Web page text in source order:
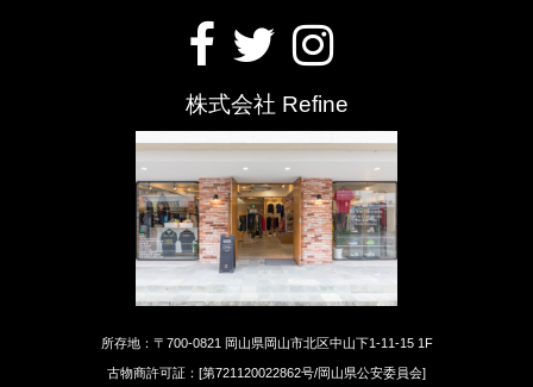
株式会社 Refine
所存地：〒700-0821 岡山県岡山市北区中山下1-11-15 1F
古物商許可証：[第721120022862号/岡山県公安委員会]